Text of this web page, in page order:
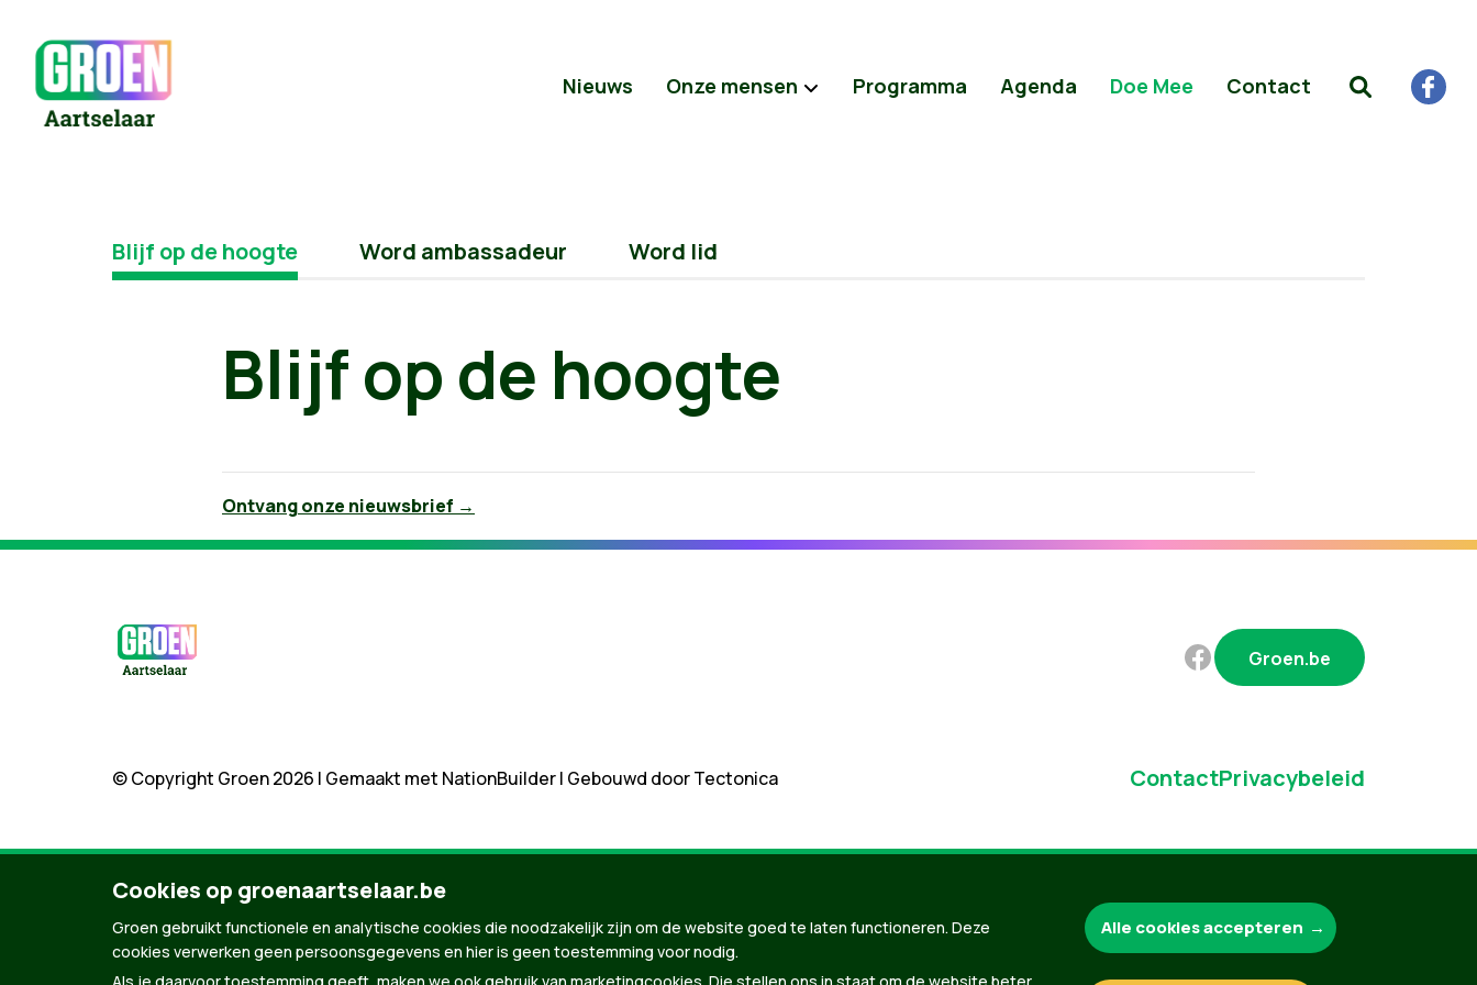
Nieuws Onze mensen Programma Agenda Doe Mee Contact
Blijf op de hoogte Word ambassadeur Word lid
Blijf op de hoogte
Ontvang onze nieuwsbrief →
Groen.be
© Copyright Groen 2026 | Gemaakt met NationBuilder| Gebouwd doorTectonica ContactPrivacybeleid
Cookies op groenaartselaar.be
Groen gebruikt functionele en analytische cookies die noodzakelijk zijn om de website goed te laten functioneren. Deze
cookies verwerken geen persoonsgegevens en hier is geen toestemming voor nodig.
Alle cookies accepteren